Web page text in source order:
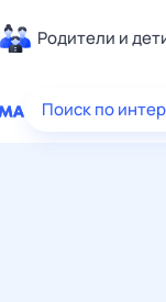
Родители и
Здоровье
Поиск по